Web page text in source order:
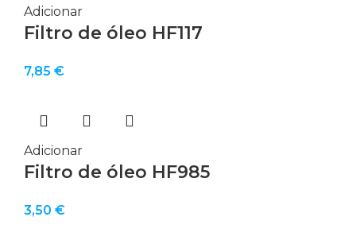
Adicionar
Filtro de óleo HF117
7,85 €
Adicionar
Filtro de óleo HF985
3,50 €